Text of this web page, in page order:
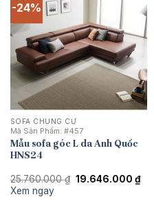
-24%
SOFA CHUNG CƯ
Mã Sản Phẩm: #457
Mẫu sofa góc L da Anh Quốc
HNS24
25.760.000₫ Giá
19.646.000 ₫Giá
hiện
Xem ngay